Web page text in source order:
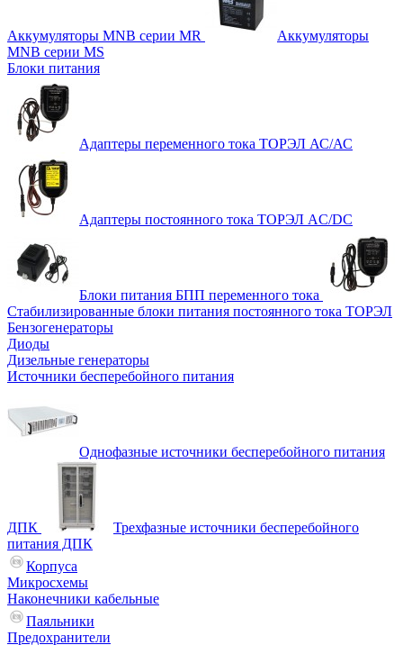
Аккумуляторы MNB серии MR
Аккумуляторы
MNB серии MS
Блоки питания
Адаптеры переменного тока ТОРЭЛ АС/АС
Адаптеры постоянного тока ТОРЭЛ AC/DC
Блоки питания БПП переменного тока
Стабилизированные блоки питания постоянного тока ТОРЭЛ
Бензогенераторы
Диоды
Дизельные генераторы
Источники бесперебойного питания
Однофазные источники бесперебойного питания
ДПК
Трехфазные источники бесперебойного
питания ДПК
Корпуса
Микросхемы
Наконечники кабельные
Паяльники
Предохранители